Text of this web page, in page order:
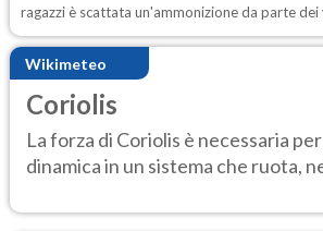
ragazzi è scattata un'ammonizione da parte dei
Wikimeteo
Coriolis
La forza di Coriolis è necessaria
dinamica in un sistema che ruota,